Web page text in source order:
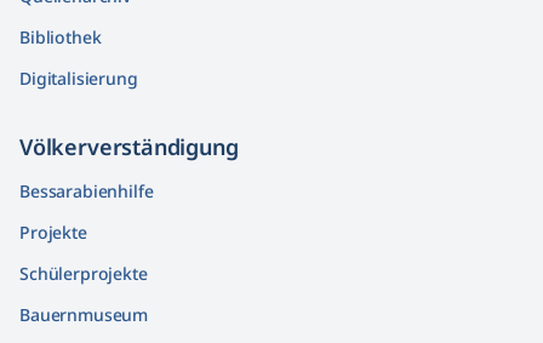
Bibliothek
Digitalisierung
Völkerver­ständigung
Bessarabienhilfe
Projekte
Schülerprojekte
Bauernmuseum